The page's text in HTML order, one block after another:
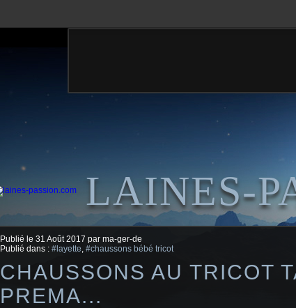
LAINES-
Publié le 31 Août 2017 par ma-ger-de
Publié dans : #layette, #chaussons bébé tricot
CHAUSSONS AU TRICOT
PREMA...